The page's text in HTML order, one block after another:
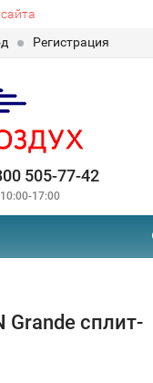
Регистрация
505-77-42
17:00
Grande сплит-